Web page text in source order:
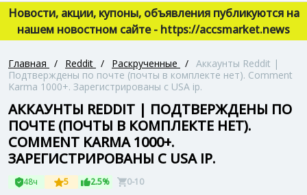
Новости, акции, купоны, объявления публикуются на
нашем новостном сайте - https://accsmarket.news
Главная / Reddit / Раскрученные / Аккаунты Reddit |
Подтверждены по почте (почты в комплекте нет). Comment
Karma 1000+. Зарегистрированы с USA ip.
АККАУНТЫ REDDIT | ПОДТВЕРЖДЕНЫ ПО
ПОЧТЕ (ПОЧТЫ В КОМПЛЕКТЕ НЕТ).
COMMENT KARMA 1000+.
ЗАРЕГИСТРИРОВАНЫ С USA IP.
48ч 5 2.5% 0-10